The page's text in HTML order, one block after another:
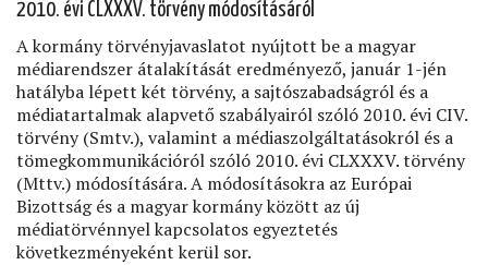
2010. évi CLXXXV. törvény módosításáról
A kormány törvényjavaslatot nyújtott be a magyar
médiarendszer átalakítását eredményező, január 1-jén
hatályba lépett két törvény, a sajtószabadságról és a
médiatartalmak alapvető szabályairól szóló 2010. évi CIV.
törvény (Smtv.), valamint a médiaszolgáltatásokról és a
tömegkommunikációról szóló 2010. évi CLXXXV. törvény
(Mttv.) módosítására. A módosításokra az Európai
Bizottság és a magyar kormány között az új
médiatörvénnyel kapcsolatos egyeztetés
következményeként kerül sor.